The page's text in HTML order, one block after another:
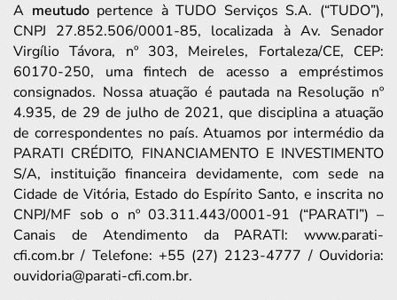
A meutudopertence à TUDO Serviços S.A. (“TUDO”),
CNPJ 27.852.506/0001-85, localizada à Av. Senador
Virgílio Távora, nº 303, Meireles, Fortaleza/CE, CEP:
60170-250, uma fintech de acesso a empréstimos
consignados. Nossa atuação é pautada na Resolução nº
4.935, de 29 de julho de 2021, que disciplina a atuação
de correspondentes no país. Atuamos por intermédio da
PARATI CRÉDITO, FINANCIAMENTO E INVESTIMENTO
S/A, instituição financeira devidamente, com sede na
Cidade de Vitória, Estado do Espírito Santo, e inscrita no
CNPJ/MF sob o nº 03.311.443/0001-91 (“PARATI”) –
Canais de Atendimento da PARATI: www.parati-
cfi.com.br / Telefone: +55 (27) 2123-4777 / Ouvidoria:
ouvidoria@parati-cfi.com.br.